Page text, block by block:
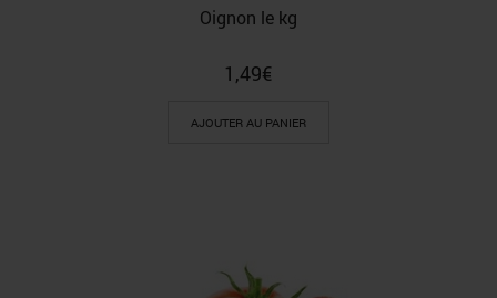
Oignon le kg
1,49€
AJOUTER AU PANIER